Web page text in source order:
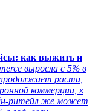
как выжить и
выросла с 5% в
расти,
коммерции, к
ритейл же может